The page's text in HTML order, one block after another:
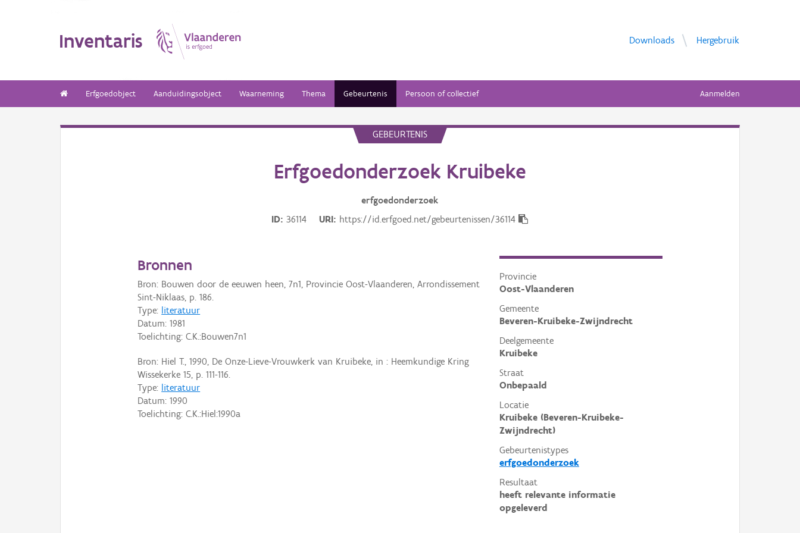
Inventaris Downloads Hergebruik
Erfgoedobject Aanduidingsobject Waarneming Thema Gebeurtenis Persoon of collectief Aanmelden
GEBEURTENIS
Erfgoedonderzoek Kruibeke
erfgoedonderzoek
ID
36114 URI https://id.erfgoed.net/gebeurtenissen/36114
Provincie
Oost-Vlaanderen
Gemeente
Beveren-Kruibeke-Zwijndrecht
Deelgemeente
Kruibeke
Straat
Onbepaald
Locatie
Kruibeke (Beveren-Kruibeke-
Zwijndrecht)
Gebeurtenistypes
erfgoedonderzoek
Resultaat
heeft relevante informatie
opgeleverd
Bronnen
Bron: Bouwen door de eeuwen heen, 7n1, Provincie Oost-Vlaanderen, Arrondissement
Sint-Niklaas, p. 186.
Type: literatuur
Datum:1981
Toelichting: C.K.:Bouwen7n1
Bron: Hiel T., 1990, De Onze-Lieve-Vrouwkerk van Kruibeke, in : Heemkundige Kring
Wissekerke 15, p. 111-116.
Type: literatuur
Datum:1990
Toelichting: C.K.:Hiel:1990a